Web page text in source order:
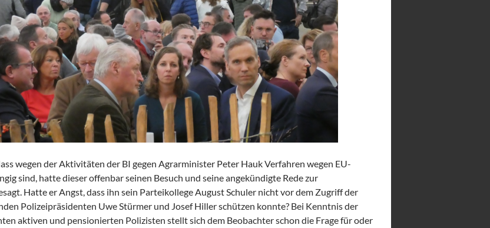
wegen der Aktivitäten der BI gegen Agrarminister Peter Hauk Verfahren wegen EU-
sind, hatte dieser offenbar seinen Besuch und seine angekündigte Rede zur
Hatte er Angst, dass ihn sein Parteikollege August Schuler nicht vor dem Zugriff der
Polizeipräsidenten Uwe Stürmer und Josef Hiller schützen konnte? Bei Kenntnis der
aktiven und pensionierten Polizisten stellt sich dem Beobachter schon die Frage für oder